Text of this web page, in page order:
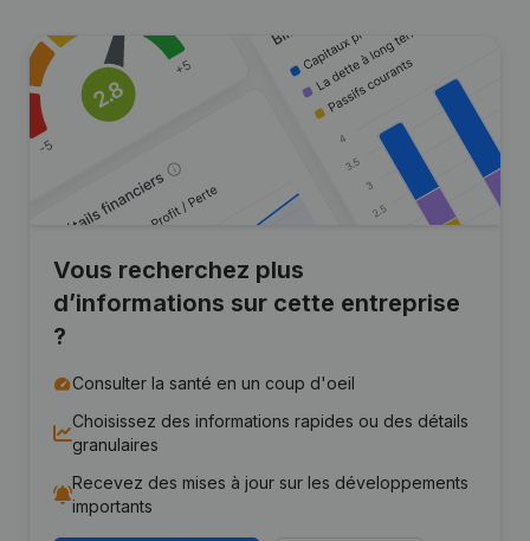
Vous recherchez plus
d’informations sur cette entreprise
?
Consulter la santé en un coup d'oeil
Choisissez des informations rapides ou des détails
granulaires
Recevez des mises à jour sur les développements
importants